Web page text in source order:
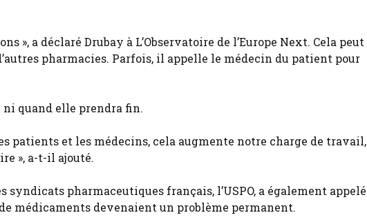
», a déclaré Drubay à L’Observatoire de l’Europe Next. Cela peut
pharmacies. Parfois, il appelle le médecin du patient pour
quand elle prendra fin.
patients et les médecins, cela augmente notre charge de travail,
», a-t-il ajouté.
pharmaceutiques français, l’USPO, a également appelé
médicaments devenaient un problème permanent.